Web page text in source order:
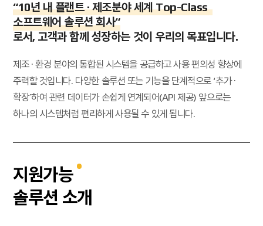
“10년 내 플랜트 · 제조분야 세계 Top-Class
소프트웨어 솔루션 회사“
로서, 고객과 함께 성장하는 것이 우리의 목표입니다.
제조 · 환경 분야의 통합된 시스템을 공급하고 사용 편의성 향상에
주력할 것입니다. 다양한 솔루션 또는 기능을 단계적으로 ‘추가 ·
확장’하여 관련 데이터가손쉽게 연계되어(API 제공) 앞으로는
하나의 시스템처럼 편리하게 사용될 수 있게 됩니다.
지원가능
솔루션 소개